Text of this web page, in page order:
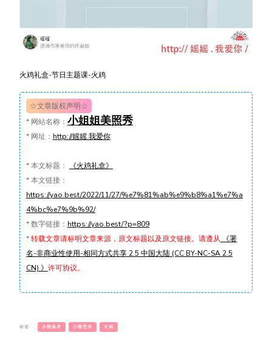
火鸡礼盒-节日主题课-火鸡
☆文章版权声明☆
* 网站名称： 小姐姐美照秀
* 网址： http://媱媱.我爱你
*本文标题：
《火鸡礼盒》
*本文链接：
https://yao.best/2022/11/27/%e7%81%ab%e9%b8%a1%e7%a
4%bc%e7%9b%92/
*数字链接： https://yao.best/?p=809
*转载文章请标明文章来源，原文标题以及原文链接。请遵从 《署
名-非商业性使用-相同方式共享 2.5 中国大陆 (CC BY-NC-SA 2.5
CN) 》 许可协议。
标签: 小熊美术 小熊艺术 火鸡